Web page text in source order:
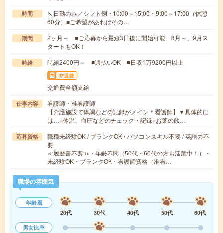
時間
＼日勤のみ／シフト例・10:00～15:00・9:00～17:00（休憩
60分）■ご希望があればその…
期間
2ヶ月～ ■ご応募から最短3日後に開始可能 8月～、9月ス
タートもOK！
時給 時給2400円～ ■週払いOK ■日収1万9200円以上
交通費
交通費全額支給
仕事内容
看護師・准看護師
【介護施設で体調などの記録がメイン＊看護師】▼具体的に
は…○体温、血圧などのチェック・記録○お薬の飲…
応募資格
職種未経験OK / ブランクOK / パソコンスキル不要 / 英語力不
要
≪履歴書不要≫・年齢不問（50代・60代の方も活躍中！）・
未経験OK・ブランクOK・看護師資格（准看…
職場の雰囲気
年齢層
20代
30代 40代 50代
60代
男女比率